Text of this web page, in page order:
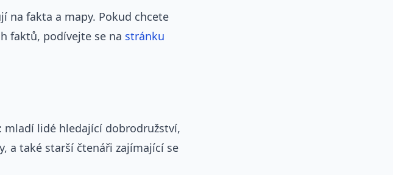
na fakta a mapy. Pokud chcete
faktů, podívejte se na stránku
mladí lidé hledající dobrodružství,
a také starší čtenáři zajímající se